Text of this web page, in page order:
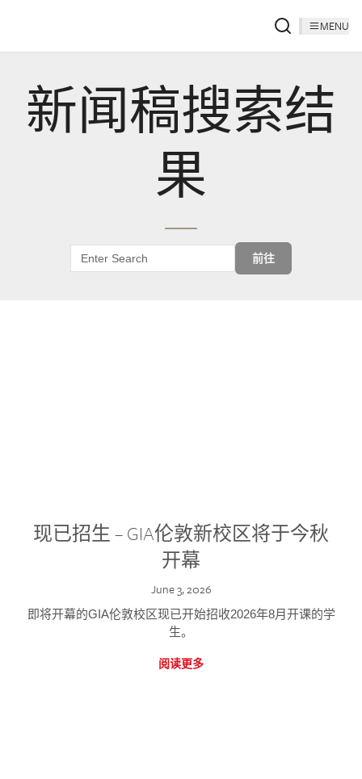
MENU
新闻稿搜索结
果
前往
现已招生 – GIA伦敦新校区将于今秋
开幕
June 3, 2026
即将开幕的GIA伦敦校区现已开始招收2026年8月开课的学
生。
阅读更多